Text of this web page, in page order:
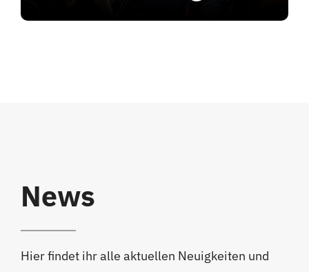
News
Hier findet ihr alle aktuellen Neuigkeiten und